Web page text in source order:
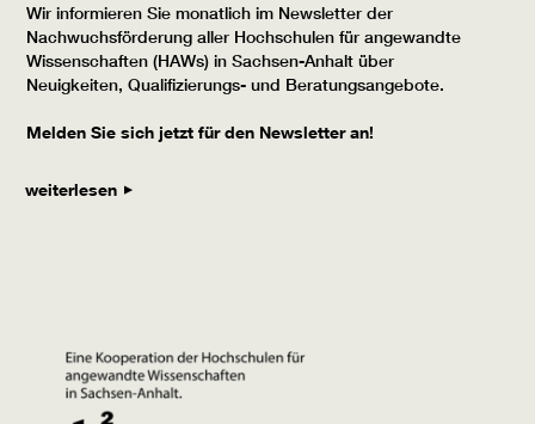
Wir informieren Sie monatlich im Newsletter der
Nachwuchsförderung aller Hochschulen für angewandte
Wissenschaften (HAWs) in Sachsen-Anhalt über
Neuigkeiten, Qualifizierungs- und Beratungsangebote.
Melden Sie sich jetzt für den Newsletter an!
weiterlesen